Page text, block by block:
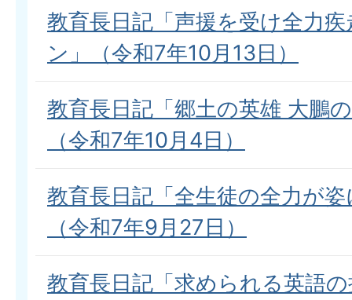
教育長日記「声援を受け全力
ン」（令和7年10月13日）
教育長日記「郷土の英雄 大鵬
（令和7年10月4日）
教育長日記「全生徒の全力が
（令和7年9月27日）
教育長日記「求められる英語